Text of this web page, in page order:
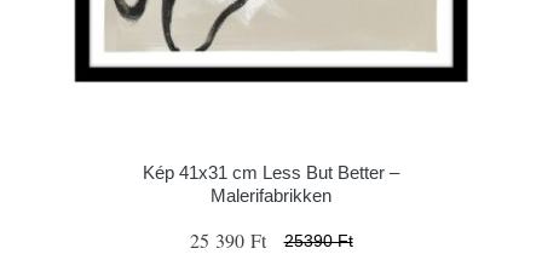
Kép 41x31 cm Less But Better –
Malerifabrikken
25 390 Ft 25390 Ft